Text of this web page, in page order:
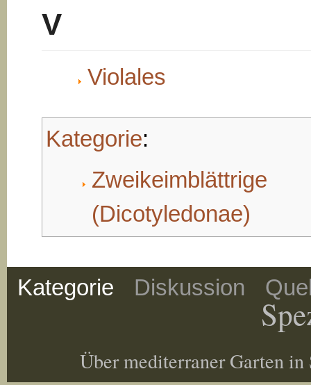
V
Violales
Kategorie:
Zweikeimblättrige
(Dicotyledonae)
Kategorie Diskussion
Über mediterraner Garten in